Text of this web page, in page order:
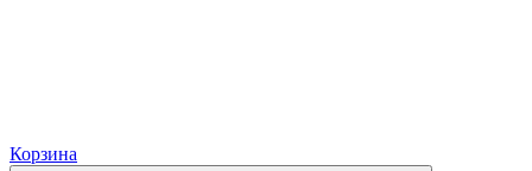
Корзина